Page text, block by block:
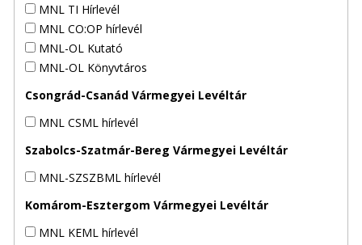
MNL TI Hírlevél
MNL CO:OP hírlevél
MNL-OL Kutató
MNL-OL Könyvtáros
Csongrád-Csanád Vármegyei Levéltár
MNL CSML hírlevél
Szabolcs-Szatmár-Bereg Vármegyei Levéltár
MNL-SZSZBML hírlevél
Komárom-Esztergom Vármegyei Levéltár
MNL KEML hírlevél